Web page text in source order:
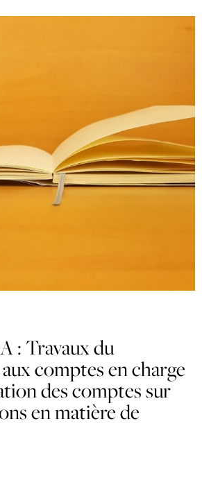
: Travaux du
comptes en charge
des comptes sur
en matière de